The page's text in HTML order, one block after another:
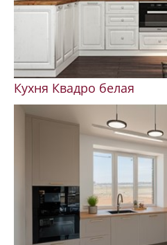
Кухня Квадро белая